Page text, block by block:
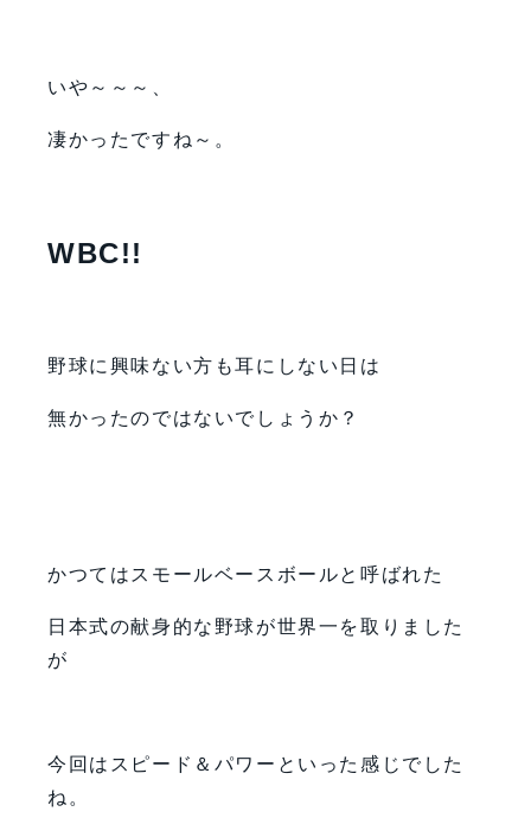
いや～～～、
凄かったですね～。
WBC!!
野球に興味ない方も耳にしない日は
無かったのではないでしょうか？
かつてはスモールベースボールと呼ばれた
日本式の献身的な野球が世界一を取りました
が
今回はスピード＆パワーといった感じでした
ね。